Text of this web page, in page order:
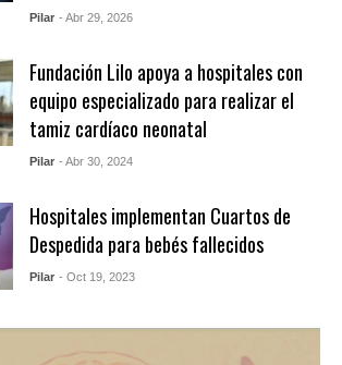
Pilar - Abr 29, 2026
Fundación Lilo apoya a hospitales con
equipo especializado para realizar el
tamiz cardíaco neonatal
Pilar - Abr 30, 2024
Hospitales implementan Cuartos de
Despedida para bebés fallecidos
Pilar - Oct 19, 2023